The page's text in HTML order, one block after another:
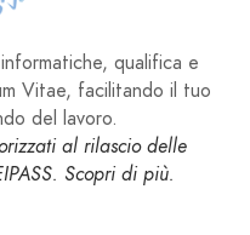
qualifica e
Vitae, facilitando il tuo
del lavoro.
al rilascio delle
Scopri di più.